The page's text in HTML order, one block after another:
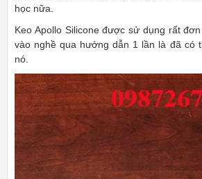
học nữa.
Keo Apollo Silicone được sử dụng rất
vào nghề qua hướng dẫn 1 lần là đã có
nó.